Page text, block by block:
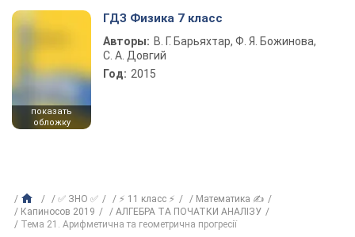
показать
обложку
ГДЗ Физика 7 класс
Авторы: В. Г. Барьяхтар, Ф. Я. Божинова,
С. А. Довгий
Год: 2015
✅ ЗНО ✅ ⚡ 11 класс ⚡
Математика ✍
Капиносов 2019
АЛГЕБРА ТА ПОЧАТКИ АНАЛІЗУ
Тема 21. Арифметична та геометрична прогресії